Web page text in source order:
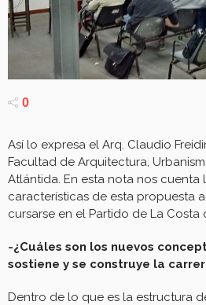
0
Así lo expresa el Arq. Claudio
Facultad de Arquitectura,
Atlántida. En esta nota nos cuenta
características de esta propuesta
cursarse en el Partido de La Costa
-¿Cuáles son los nuevos
sostiene y se construye la
Dentro de lo que es la estructura